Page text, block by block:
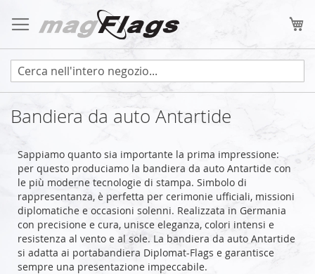
al
contenuto
Bandiera da auto Antartide
Sappiamo quanto sia importante la prima impressione:
per questo produciamo la bandiera da auto Antartide con
le più moderne tecnologie di stampa. Simbolo di
rappresentanza, è perfetta per cerimonie ufficiali, missioni
diplomatiche e occasioni solenni. Realizzata in Germania
con precisione e cura, unisce eleganza, colori intensi e
resistenza al vento e al sole. La bandiera da auto Antartide
si adatta ai portabandiera Diplomat-Flags e garantisce
sempre una presentazione impeccabile.